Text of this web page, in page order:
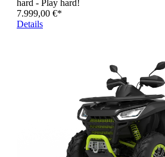
hard - Play hard!
7.999,00 €*
Details